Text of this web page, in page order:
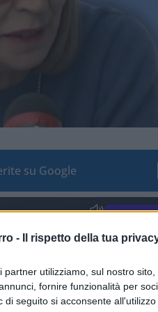
- Il rispetto della tua
partner utilizziamo, sul nostro
fornire funzionalità per
di seguito si acconsente
su Google
state usate per
queste le principali
diLivornoa